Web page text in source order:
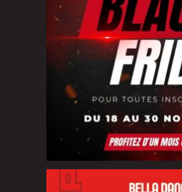
NOUVEAU